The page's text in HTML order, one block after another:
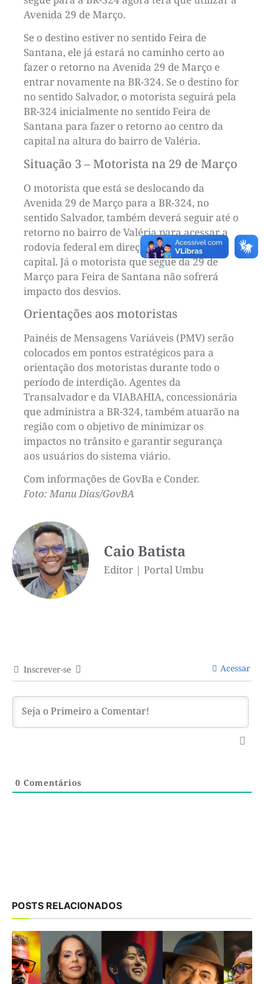
Avenida 29 de Março.
Se o destino estiver no sentido Feira de
Santana, ele já estará no caminho certo ao
fazer o retorno na Avenida 29 de Março e
entrar novamente na BR-324. Se o destino for
no sentido Salvador, o motorista seguirá pela
BR-324 inicialmente no sentido Feira de
Santana para fazer o retorno ao centro da
capital na altura do bairro de Valéria.
Situação 3 – Motorista na 29 de Março
O motorista que está se deslocando da
Avenida 29 de Março para a BR-324, no
sentido Salvador, também deverá seguir até o
retorno no bairro de Valéria para acessar a
rodovia federal em direção ao centro da
capital. Já o motorista que segue da 29 de
Março para Feira de Santana não sofrerá
impacto dos desvios.
Orientações aos motoristas
Painéis de Mensagens Variáveis (PMV) serão
colocados em pontos estratégicos para a
orientação dos motoristas durante todo o
período de interdição. Agentes da
Transalvador e da VIABAHIA, concessionária
que administra a BR-324, também atuarão na
região com o objetivo de minimizar os
impactos no trânsito e garantir segurança
aos usuários do sistema viário.
Com informações de GovBa e Conder.
Foto: Manu Dias/GovBA
Caio Batista
Editor | Portal Umbu
Inscrever-se Acessar
0 Comentários
POSTS RELACIONADOS